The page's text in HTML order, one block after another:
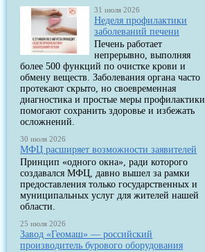
31 июля 2026
Неделя профилактики
заболеваний печени
Печень работает
непрерывно, выполняя
более 500 функций по очистке крови и
обмену веществ. Заболевания органа часто
протекают скрыто, но своевременная
диагностика и простые меры профилактики
помогают сохранить здоровье и избежать
осложнений.
30 июля 2026
МФЦ расширяет возможности заявителей
Принцип «одного окна», ради которого
создавался МФЦ, давно вышел за рамки
предоставления только государственных и
муниципальных услуг для жителей нашей
области.
25 июля 2026
Завод «Геомаш» — российский
производитель бурового оборудования